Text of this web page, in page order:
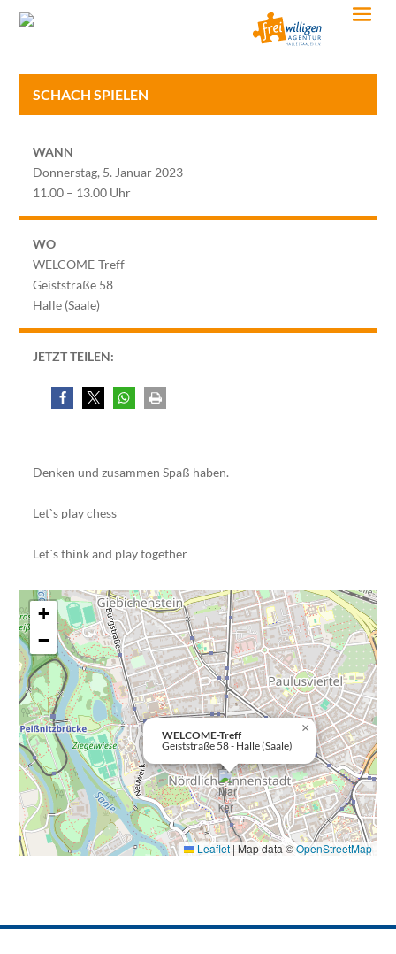
SCHACH SPIELEN
WANN
Donnerstag, 5. Januar 2023
11.00 – 13.00 Uhr
WO
WELCOME-Treff
Geiststraße 58
Halle (Saale)
JETZT TEILEN:
Denken und zusammen Spaß haben.
Let`s play chess
Let`s think and play together
WELCOME-Treff
Geiststraße 58 - Halle (Saale)
×
+
−
Leaflet | Map data ©OpenStreetMap